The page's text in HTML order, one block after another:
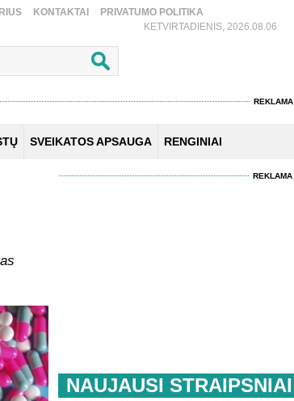
KONTAKTAI
PRIVATUMO POLITIKA
KETVIRTADIENIS, 2026.08.06
REKLAMA
SVEIKATOS APSAUGA RENGINIAI
REKLAMA
NAUJAUSI STRAIPSNIAI